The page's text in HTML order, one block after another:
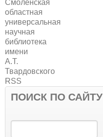
ПОИСК ПО САЙТУ
Поиск